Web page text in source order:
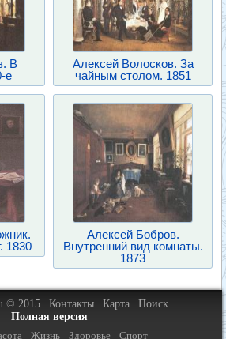
В
е
Алексей Волосков. За
чайным столом. 1851
1830
Алексей Бобров.
Внутренний вид комнаты.
1873
© 2015 Контакты Карта
Поиск
Полная версия
Жизнь Здоровье Спорт